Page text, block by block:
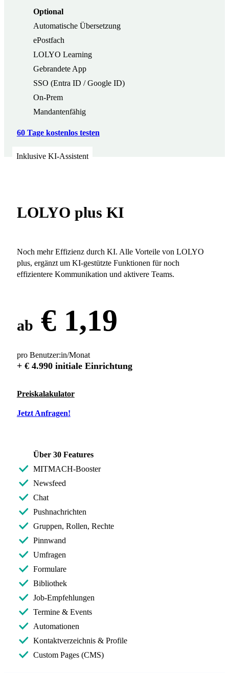
Optional
Automatische Übersetzung
ePostfach
LOLYO Learning
Gebrandete App
SSO (Entra ID / Google ID)
On-Prem
Mandantenfähig
60 Tage kostenlos testen
Inklusive KI-Assistent
LOLYO plus KI
Noch mehr Effizienz durch KI. Alle Vorteile von LOLYO
plus, ergänzt um KI-gestützte Funktionen für noch
effizientere Kommunikation und aktivere Teams.
ab € 1,19
pro Benutzer:in/Monat
+ € 4.990 initiale Einrichtung
Preiskalakulator
Jetzt Anfragen!
Über 30 Features
MITMACH-Booster
Newsfeed
Chat
Pushnachrichten
Gruppen, Rollen, Rechte
Pinnwand
Umfragen
Formulare
Bibliothek
Job-Empfehlungen
Termine & Events
Automationen
Kontaktverzeichnis & Profile
Custom Pages (CMS)